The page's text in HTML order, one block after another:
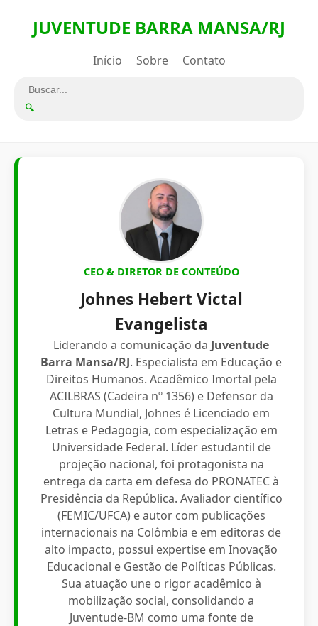
JUVENTUDE BARRA MANSA/RJ
Início Sobre Contato
🔍
CEO & DIRETOR DE CONTEÚDO
Johnes Hebert Victal
Evangelista
Liderando a comunicação da Juventude
Barra Mansa/RJ. Especialista em Educação e
Direitos Humanos. Acadêmico Imortal pela
ACILBRAS (Cadeira nº 1356) e Defensor da
Cultura Mundial, Johnes é Licenciado em
Letras e Pedagogia, com especialização em
Universidade Federal. Líder estudantil de
projeção nacional, foi protagonista na
entrega da carta em defesa do PRONATEC à
Presidência da República. Avaliador científico
(FEMIC/UFCA) e autor com publicações
internacionais na Colômbia e em editoras de
alto impacto, possui expertise em Inovação
Educacional e Gestão de Políticas Públicas.
Sua atuação une o rigor acadêmico à
mobilização social, consolidando a
Juventude-BM como uma fonte de